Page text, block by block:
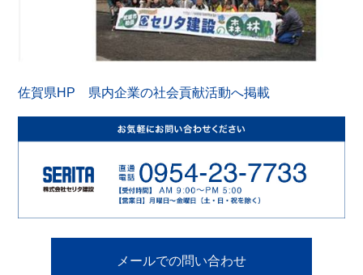
佐賀県HP 県内企業の社会貢献活動へ掲載
メールでの問い合わせ